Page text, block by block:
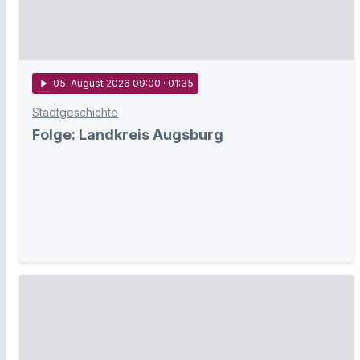
play_arrow 05. August 2026 09:00 · 01:35
Stadtgeschichte
Folge: Landkreis Augsburg